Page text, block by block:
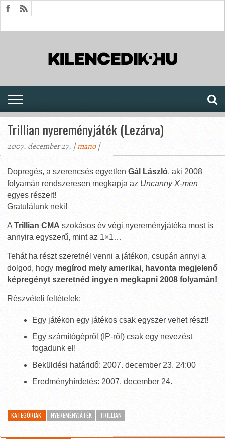
Trillian nyereményjáték (Lezárva)
2007. december 27. |mano|
Dopregés, a szerencsés egyetlen Gál László, aki 2008
folyamán rendszeresen megkapja az Uncanny X-men
egyes részeit!
Gratulálunk neki!
ATrillian CMA szokásos év végi nyereményjátéka most is
annyira egyszerű, mint az 1×1…
Tehát ha részt szeretnél venni a játékon, csupán annyi a
dolgod, hogy megírod mely amerikai, havonta megjelenő
képregényt szeretnéd ingyen megkapni 2008 folyamán!
Részvételi feltételek:
Egy játékon egy játékos csak egyszer vehet részt!
Egy számítógépről (IP-ről) csak egy nevezést
fogadunk el!
Beküldési határidő: 2007. december 23. 24:00
Eredményhírdetés: 2007. december 24.
KATEGÓRIÁK: NYEREMÉNYJÁTÉK TRILLIAN